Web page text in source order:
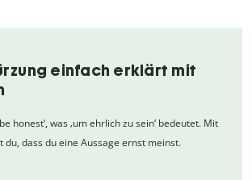
einfach erklärt mit
honest‘, was ‚um ehrlich zu sein‘ bedeutet. Mit
du, dass du eine Aussage ernst meinst.